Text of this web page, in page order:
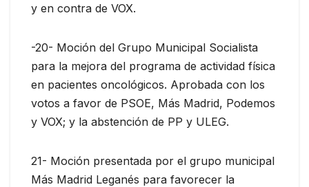
y en contra de VOX.
-20- Moción del Grupo Municipal Socialista
para la mejora del programa de actividad física
en pacientes oncológicos. Aprobada con los
votos a favor de PSOE, Más Madrid, Podemos
y VOX; y la abstención de PP y ULEG.
21- Moción presentada por el grupo municipal
Más Madrid Leganés para favorecer la